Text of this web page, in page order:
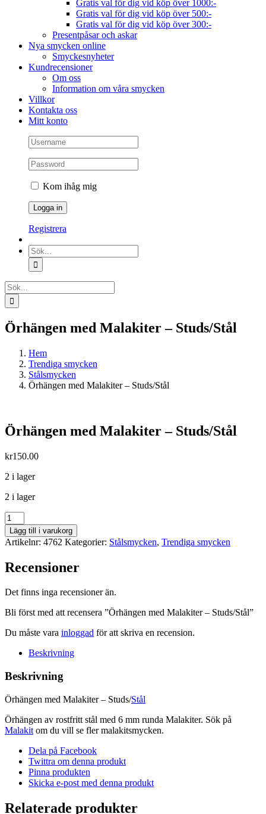
Gratis val för dig vid köp över 1000:-
Gratis val för dig vid köp över 500:-
Gratis val för dig vid köp över 300:-
Presentpåsar och askar
Nya smycken online
Smyckesnyheter
Kundrecensioner
Om oss
Information om våra smycken
Villkor
Kontakta oss
Mitt konto
Kom ihåg mig
Registrera
Sök
efter:
Sök
efter:
Örhängen med Malakiter – Studs/Stål
Hem
Trendiga smycken
Stålsmycken
Örhängen med Malakiter – Studs/Stål
Örhängen med Malakiter – Studs/Stål
kr150.00
2 i lager
2 i lager
Örhängen
med
Malakiter
-
mängd
Lägg till i varukorg
Artikelnr: 4762 Kategorier: Stålsmycken, Trendiga smycken
Recensioner
Det finns inga recensioner än.
Bli först med att recensera ”Örhängen med Malakiter – Studs/Stål”
Du måste vara inloggad för att skriva en recension.
Beskrivning
Beskrivning
Örhängen med Malakiter – Studs/Stål
Örhängen av rostfritt stål med 6 mm runda Malakiter. Sök på
Malakit om du vill se fler malakitsmycken.
Dela på Facebook
Twittra om denna produkt
Pinna produkten
Skicka e-post med denna produkt
Relaterade produkter